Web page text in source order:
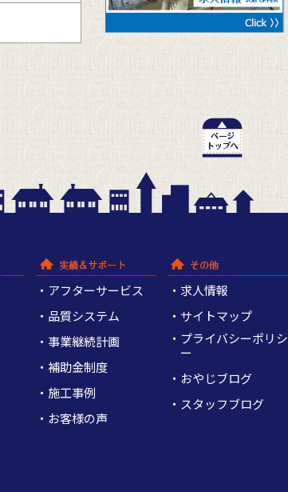
アフターサービス
品質システム
事業継続計画
補助金制度
施工事例
お客様の声
求人情報
サイトマップ
プライバシーポリシ
ー
おやじブログ
スタッフブログ